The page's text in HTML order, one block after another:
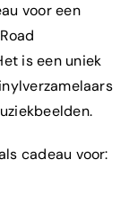
voor een
is een uniek
cadeau voor: